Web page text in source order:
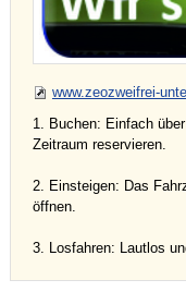
www.zeozweifrei-
1. Buchen: Einfach
Zeitraum reservieren.
2. Einsteigen: Das
öffnen.
3. Losfahren: Lautlos